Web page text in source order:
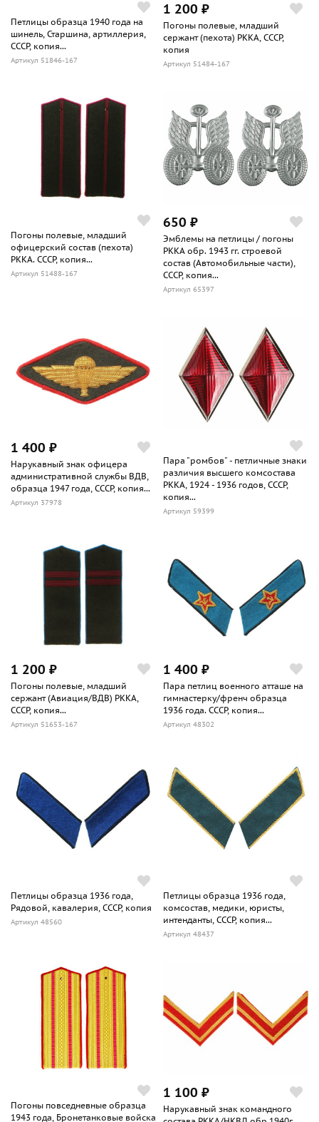
Петлицы образца 1940 года на
шинель, Старшина, артиллерия,
СССР, копия...
Артикул 51846-167
1 200 ₽
Погоны полевые, младший
сержант (пехота) РККА, СССР,
копия
Артикул 51484-167
Погоны полевые, младший
офицерский состав (пехота)
РККА. СССР, копия...
Артикул 51488-167
650 ₽
Эмблемы на петлицы / погоны
РККА обр. 1943 гг. строевой
состав (Автомобильные части),
СССР, копия...
Артикул 65397
1 400 ₽
Нарукавный знак офицера
административной службы ВДВ,
образца 1947 года, СССР, копия...
Артикул 37978
Пара "ромбов" - петличные знаки
различия высшего комсостава
РККА, 1924 - 1936 годов, СССР,
копия...
Артикул 59399
1 200 ₽
Погоны полевые, младший
сержант (Авиация/ВДВ) РККА,
СССР, копия...
Артикул 51653-167
1 400 ₽
Пара петлиц военного атташе на
гимнастерку/френч образца
1936 года. СССР, копия...
Артикул 48302
Петлицы образца 1936 года,
Рядовой, кавалерия, СССР, копия
Артикул 48560
Петлицы образца 1936 года,
комсостав, медики, юристы,
интенданты, СССР, копия...
Артикул 48437
Погоны повседневные образца
1943 года, Бронетанковые войска
1 100 ₽
Нарукавный знак командного